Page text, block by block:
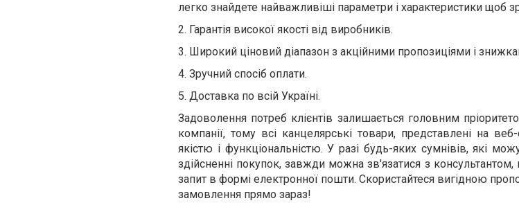
легко знайдете найважливіші параметри і характеристики щоб
2. Гарантія високої якості від виробників.
3. Широкий ціновий діапазон з акційними пропозиціями і
4. Зручний спосіб оплати.
5. Доставка по всій Україні.
Задоволення потреб клієнтів залишається головним
компанії, тому всі канцелярські товари, представлені на
якістю і функціональністю. У разі будь-яких сумнівів, які
здійсненні покупок, завжди можна зв'язатися з
запит в формі електронної пошти. Скористайтеся вигідною
замовлення прямо зараз!